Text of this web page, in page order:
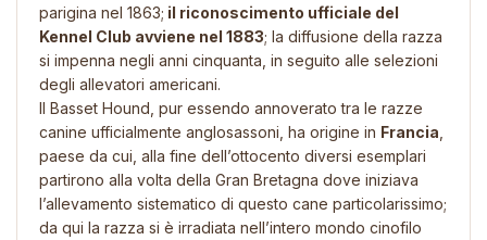
parigina nel 1863; il riconoscimento ufficiale del
Kennel Club avviene nel 1883; la diffusione della razza
si impenna negli anni cinquanta, in seguito alle selezioni
degli allevatori americani.
Il Basset Hound, pur essendo annoverato tra le razze
canine ufficialmente anglosassoni, ha origine in Francia
paese da cui, alla fine dell’ottocento diversi esemplari
partirono alla volta della Gran Bretagna dove iniziava
l’allevamento sistematico di questo cane particolarissimo;
da qui la razza si è irradiata nell’intero mondo cinofilo